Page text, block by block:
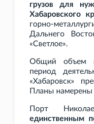
грузов для
Хабаровского
горно-
Дальнего
«Светлое».
Общий объем
период
«Хабаровск»
Планы намерены
Порт
единственным